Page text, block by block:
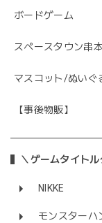
ボードゲーム
スペースタウン串
マスコット/ぬいぐ
【事後物販】
＼ゲームタイト
NIKKE
モンスターハ